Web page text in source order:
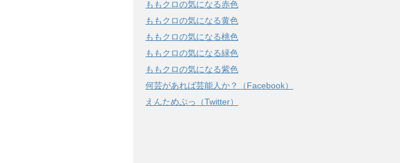
ももクロの気になる赤色
ももクロの気になる黄色
ももクロの気になる桃色
ももクロの気になる緑色
ももクロの気になる紫色
何芸があれば芸能人か？（Facebook）
えんためぷっ（Twitter）